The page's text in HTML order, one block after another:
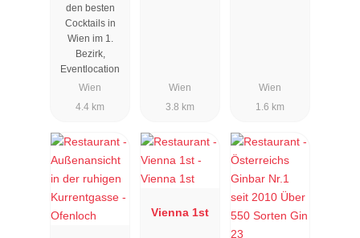
den besten
Cocktails in
Wien im 1.
Bezirk,
Eventlocation
Wien
4.4 km
Wien
3.8 km
Wien
1.6 km
Vienna 1st